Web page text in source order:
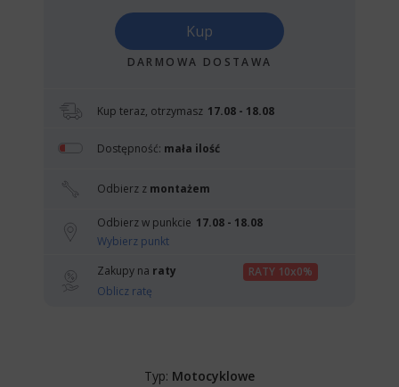
Kup
DARMOWA DOSTAWA
Kup teraz, otrzymasz 17.08 - 18.08
Dostępność: mała ilość
Odbierz z montażem
Odbierz w punkcie 17.08 - 18.08
Wybierz punkt
Zakupy na raty
RATY 10x0%
Oblicz ratę
Typ: Motocyklowe